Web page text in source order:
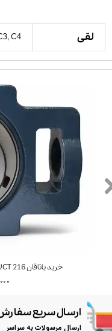
لقی C4
خرید یاتاقان UCT 216 | برند FYH ژاپن | استعلام قیمت
ارسال سریع
ارسال مرسولات به سراسر